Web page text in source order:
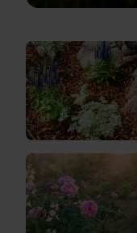
l’été,
(Solanum
lycopersicum
)
donne
un
coup
d’éclat
à
nos
avec
ses
couleurs
pimpantes